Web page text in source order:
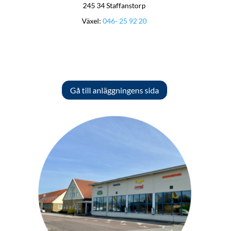
245 34 Staffanstorp
Växel:046- 25 92 20
Gå till anläggningens sida